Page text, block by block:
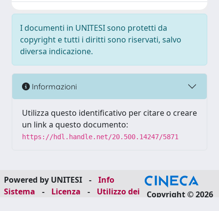
I documenti in UNITESI sono protetti da
copyright e tutti i diritti sono riservati, salvo
diversa indicazione.
Informazioni
Utilizza questo identificativo per citare o creare
un link a questo documento:
https://hdl.handle.net/20.500.14247/5871
Powered by UNITESI -
Info
Sistema
- Licenza -
Utilizzo dei
Copyright © 2026